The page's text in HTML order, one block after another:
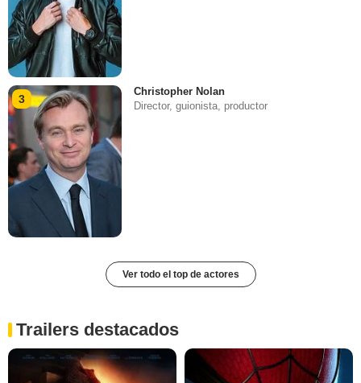
3
Christopher Nolan
Director, guionista, productor
Ver todo el top de actores
Trailers destacados